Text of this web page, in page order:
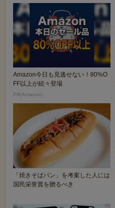
Amazon今日も見逃せない！80%O
FF以上が続々登場
PR(Amazon)
「焼きそばパン」を考案した人には
国民栄誉賞を贈るべき